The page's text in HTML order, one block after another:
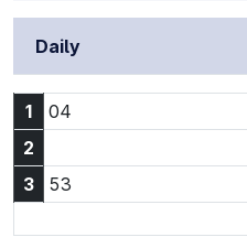
Daily
1 04
2
3
53